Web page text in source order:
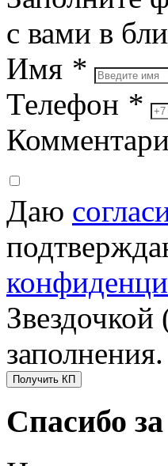
с вами в
Имя *
Телефон *
Даю
заполнения.
Получить КП
Спасибо